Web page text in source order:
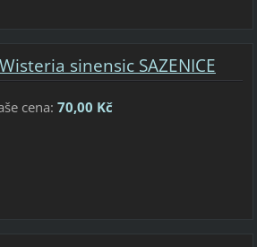
sinensic SAZENICE
cena: 70,00 Kč